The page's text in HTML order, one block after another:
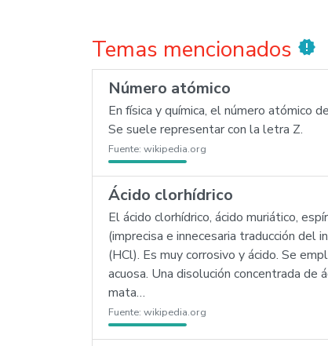
Temas mencionados new_releases
Número atómico
En física y química, el número atómico
Se suele representar con la letra Z.
Fuente: wikipedia.org
Ácido clorhídrico
El ácido clorhídrico, ácido muriático,
(imprecisa e innecesaria traducción del
(HCl). Es muy corrosivo y ácido. Se
acuosa. Una disolución concentrada
mata…
Fuente: wikipedia.org